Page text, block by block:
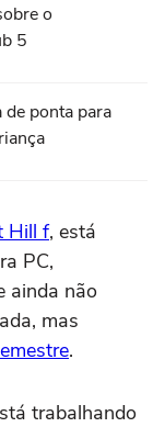
o
5
ponta para
Hill f, está
PC,
ainda não
mas
.
trabalhando